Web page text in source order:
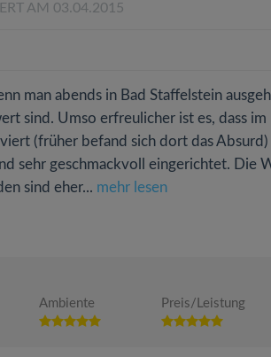
AM 03.04.2015
man abends in Bad Staffelstein
sind. Umso erfreulicher ist es, dass
(früher befand sich dort das
sehr geschmackvoll eingerichtet. Die
sind eher... mehr lesen
Ambiente Preis/Leistung